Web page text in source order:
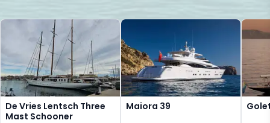
De Vries Lentsch Three
Mast Schooner
Maiora 39